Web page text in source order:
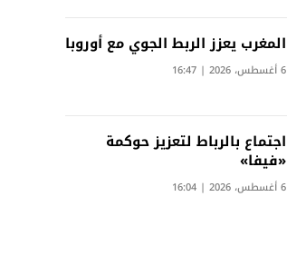
المغرب يعزز الربط الجوي مع أوروبا
6 أغسطس، 2026 | 16:47
اجتماع بالرباط لتعزيز حوكمة
«فيفا»
6 أغسطس، 2026 | 16:04